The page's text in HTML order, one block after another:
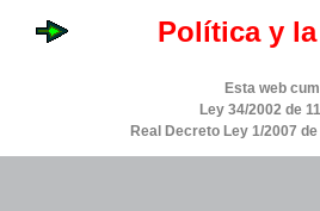
Política y
Esta web
Ley 34/2002 de
Real Decreto Ley 1/2007